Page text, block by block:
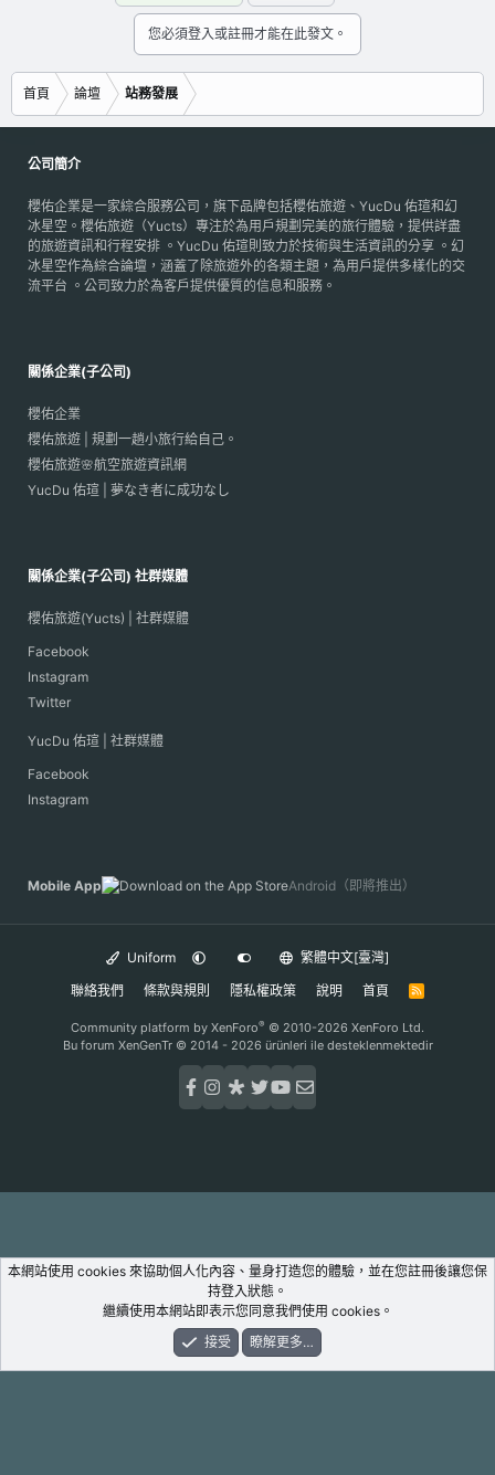
您必須登入或註冊才能在此發文。
首頁 論壇 站務發展
公司簡介
櫻佑企業是一家綜合服務公司，旗下品牌包括櫻佑旅遊、YucDu 佑瑄和幻
冰星空。櫻佑旅遊（Yucts）專注於為用戶規劃完美的旅行體驗，提供詳盡
的旅遊資訊和行程安排 。YucDu 佑瑄則致力於技術與生活資訊的分享 。幻
冰星空作為綜合論壇，涵蓋了除旅遊外的各類主題，為用戶提供多樣化的交
流平台 。公司致力於為客戶提供優質的信息和服務。
關係企業(子公司)
櫻佑企業
櫻佑旅遊 | 規劃一趟小旅行給自己。
櫻佑旅遊🌸航空旅遊資訊網
YucDu 佑瑄 | 夢なき者に成功なし
關係企業(子公司) 社群媒體
櫻佑旅遊(Yucts) | 社群媒體
Facebook
Instagram
Twitter
YucDu 佑瑄 | 社群媒體
Facebook
Instagram
Mobile App Android（即將推出）
Uniform
繁體中文[臺灣]
聯絡我們
條款與規則 隱私權政策 說明 首頁
R
Community platform by XenForo® © 2010-2026 XenForo Ltd.
Bu forum XenGenTr © 2014 - 2026 ürünleri ile desteklenmektedir
登入
本網站使用 cookies 來協助個人化內容、量身打造您的體驗，並在您註冊後讓您保
持登入狀態。
繼續使用本網站即表示您同意我們使用 cookies。
接受
瞭解更多…